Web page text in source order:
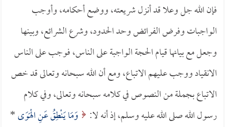
فإن الله جل وعلا قد أنزل شريعته، ووضع أحكامه، وأوجب
الواجبات وفرض الفرائض وحد الحدود، وشرع الشرائع، وبينها
وجعل مع بيانها قيام الحجة الواجبة على الناس، فوجب على الناس
الانقياد ووجب عليهم الاتباع، ومع أن الله سبحانه وتعالى قد خص
الاتباع بجملة من النصوص في كلامه سبحانه وتعالى، وفي كلام
رسول الله صلى الله عليه وسلم، إذ أنه لا:
وَمَا يَنْطِقُ عَنِ الْهَوَى*